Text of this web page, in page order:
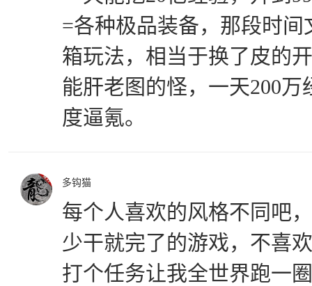
=各种极品装备，那段时
箱玩法，相当于换了皮的
能肝老图的怪，一天200
度逼氪。
多钩猫
每个人喜欢的风格不同吧
少干就完了的游戏，不喜
打个任务让我全世界跑一